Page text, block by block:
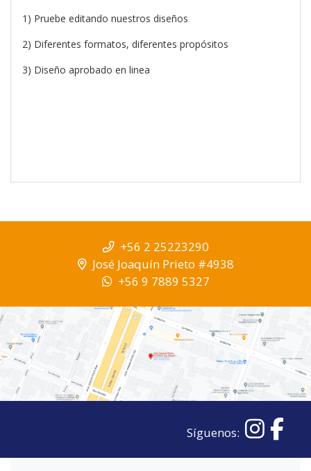
1) Pruebe editando nuestros diseños
2) Diferentes formatos, diferentes propósitos
3) Diseño aprobado en linea
+56 2 25223290
José Joaquín Prieto #4938
+56 9 7889 5327
Síguenos: